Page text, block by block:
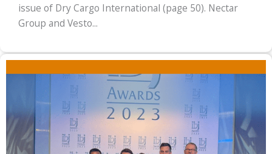
issue of Dry Cargo International (page 50). Nectar
Group and Vesto...